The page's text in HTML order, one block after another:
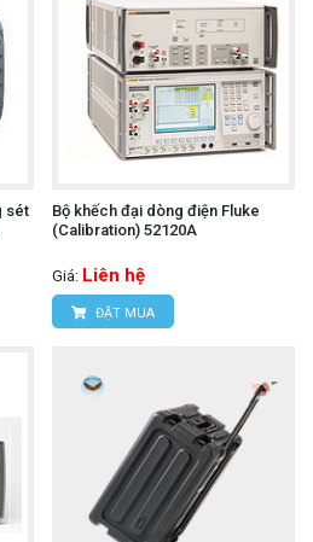
sét
Bộ khếch đại dòng điện Fluke
(Calibration) 52120A
Giá: Liên hệ
ĐẶT MUA